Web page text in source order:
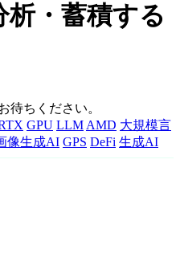
析・蓄積する
待ちください。
GPU LLMAMD 大規模言
像生成AI GPS DeFi 生成AI